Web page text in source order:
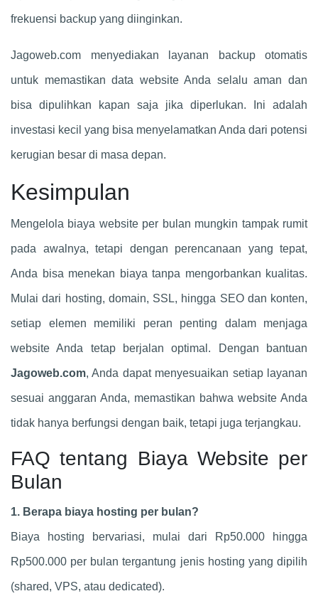
frekuensi backup yang diinginkan.
Jagoweb.com menyediakan layanan backup otomatis
untuk memastikan data website Anda selalu aman dan
bisa dipulihkan kapan saja jika diperlukan. Ini adalah
investasi kecil yang bisa menyelamatkan Anda dari potensi
kerugian besar di masa depan.
Kesimpulan
Mengelola biaya website per bulan mungkin tampak rumit
pada awalnya, tetapi dengan perencanaan yang tepat,
Anda bisa menekan biaya tanpa mengorbankan kualitas.
Mulai dari hosting, domain, SSL, hingga SEO dan konten,
setiap elemen memiliki peran penting dalam menjaga
website Anda tetap berjalan optimal. Dengan bantuan
Jagoweb.com, Anda dapat menyesuaikan setiap layanan
sesuai anggaran Anda, memastikan bahwa website Anda
tidak hanya berfungsi dengan baik, tetapi juga terjangkau.
FAQ tentang Biaya Website per
Bulan
1. Berapa biaya hosting per bulan?
Biaya hosting bervariasi, mulai dari Rp50.000 hingga
Rp500.000 per bulan tergantung jenis hosting yang dipilih
(shared, VPS, atau dedicated).